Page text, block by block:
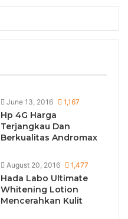
June 13, 2016 1,167
Hp 4G Harga
Terjangkau Dan
Berkualitas Andromax
August 20, 2016 1,477
Hada Labo Ultimate
Whitening Lotion
Mencerahkan Kulit